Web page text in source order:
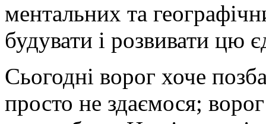
ментальних та
будувати і розвивати цю
Сьогодні ворог хоче
просто не здаємося;